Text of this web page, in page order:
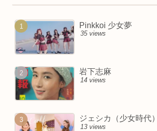
Pinkkoi 少女夢
35 views
岩下志麻
14 views
ジェシカ（少女時代）
13 views